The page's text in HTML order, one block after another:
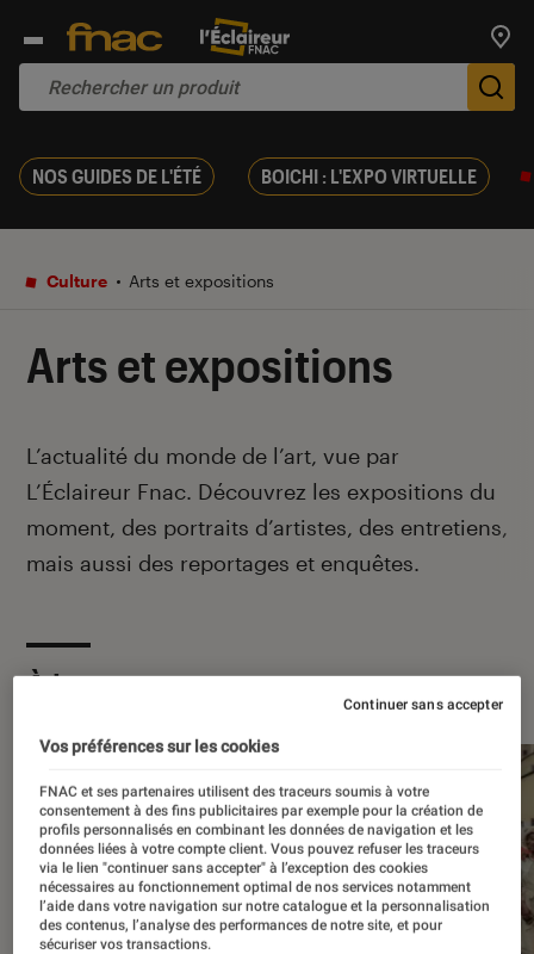
NOS GUIDES DE L'ÉTÉ BOICHI : L'EXPO VIRTUELLE
Culture Arts et expositions
Arts et expositions
Introduction
L’actualité du monde de l’art, vue par
L’Éclaireur Fnac. Découvrez les expositions du
moment, des portraits d’artistes, des entretiens,
mais aussi des reportages et enquêtes.
À la une
Vos préférences sur les cookies
FNAC et ses partenaires utilisent des traceurs soumis à votre
consentement à des fins publicitaires par exemple pour la création de
profils personnalisés en combinant les données de navigation et les
données liées à votre compte client. Vous pouvez refuser les traceurs
via le lien "continuer sans accepter" à l’exception des cookies
nécessaires au fonctionnement optimal de nos services notamment
l’aide dans votre navigation sur notre catalogue et la personnalisation
des contenus, l’analyse des performances de notre site, et pour
sécuriser vos transactions.
Continuer sans accepter